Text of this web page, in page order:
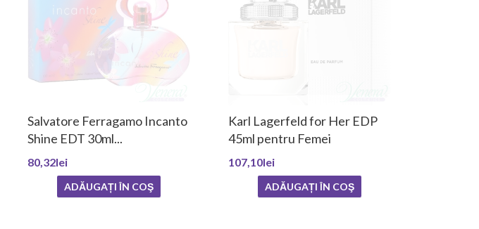
Salvatore Ferragamo Incanto
Shine EDT 30ml...
80,32lei
ADĂUGAȚI ÎN COŞ
Karl Lagerfeld for Her EDP
45ml pentru Femei
107,10lei
ADĂUGAȚI ÎN COŞ